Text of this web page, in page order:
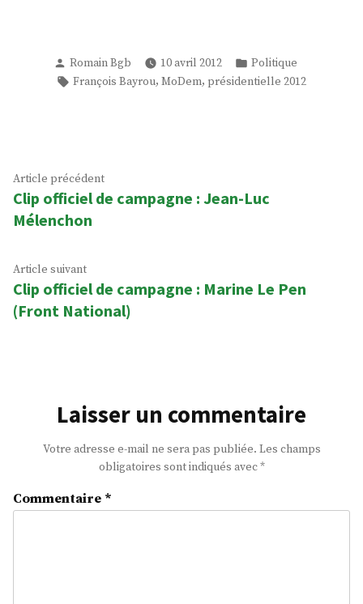
Publié
par
Romain Bgb 10 avril 2012
Publié
dans
Politique
Étiquettes :
François Bayrou, MoDem, présidentielle 2012
Navigation
de
l’article
Article précédentArticle
précédent :
Clip officiel de campagne : Jean-Luc
Mélenchon
Article suivantArticle
suivant
:
Clip officiel de campagne : Marine Le Pen
(Front National)
Laisser un commentaire
Votre adresse e-mail ne sera pas publiée. Les champs
obligatoires sont indiqués avec*
Commentaire *